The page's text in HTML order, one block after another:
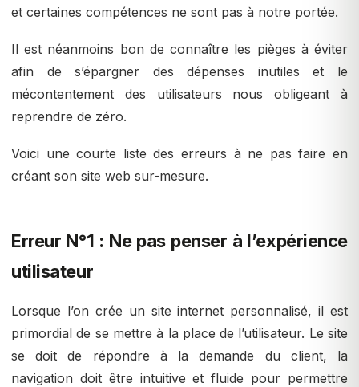
et certaines compétences ne sont pas à notre portée.
Il est néanmoins bon de connaître les pièges à éviter
afin de s’épargner des dépenses inutiles et le
mécontentement des utilisateurs nous obligeant à
reprendre de zéro.
Voici une courte liste des erreurs à ne pas faire en
créant son site web sur-mesure.
Erreur N°1 : Ne pas penser à l’expérience
utilisateur
Lorsque l’on crée un site internet personnalisé, il est
primordial de se mettre à la place de l’utilisateur. Le site
se doit de répondre à la demande du client, la
navigation doit être intuitive et fluide pour permettre